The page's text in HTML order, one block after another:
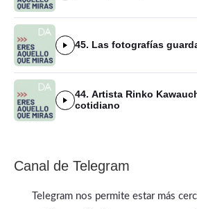
45. Las fotografías
44. Artista Rinko
cotidiano
Canal de Telegram
Telegram nos permite estar más